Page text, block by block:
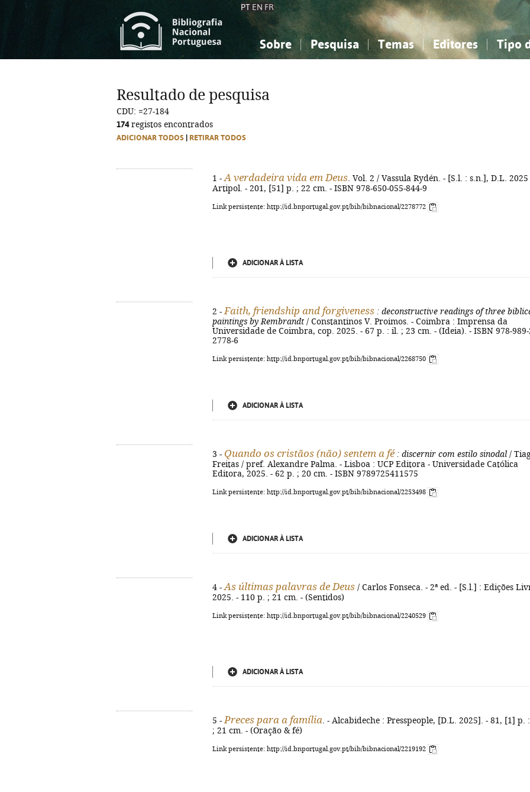
PT EN FR
Sobre Pesquisa Temas
Ciências sociais...
Editores Tipo
Ciências sociais...
Resultado de pesquisa
CDU: =27-184
174registos encontrados
ADICIONAR TODOS RETIRAR TODOS
1 - A verdadeira vida em Deus . Vol. 2 / Vassula Rydén. - [S.l. : s.n.], D.L. 2025
Artipol. - 201, [51] p. ; 22 cm. - ISBN 978-650-055-844-9
Link persistente: http://id.bnportugal.gov.pt/bib/bibnacional/2278772
ADICIONAR À LISTA
2 - Faith, friendship and forgiveness : deconstructive readings of three
paintings by Rembrandt/ Constantinos V. Proimos. - Coimbra : Imprensa da
Universidade de Coimbra, cop. 2025. - 67 p. : il. ; 23 cm. - (Ideia). - ISBN 978-989-
2778-6
Link persistente: http://id.bnportugal.gov.pt/bib/bibnacional/2268750
ADICIONAR À LISTA
3 - Quando os cristãos (não) sentem a fé : discernir com estilo sinodal /
Freitas / pref. Alexandre Palma. - Lisboa : UCP Editora - Universidade Católica
Editora, 2025. - 62 p. ; 20 cm. - ISBN 9789725411575
Link persistente: http://id.bnportugal.gov.pt/bib/bibnacional/2253498
ADICIONAR À LISTA
4 - As últimas palavras de Deus / Carlos Fonseca. - 2ª ed. - [S.l.] : Edições
2025. - 110 p. ; 21 cm. - (Sentidos)
Link persistente: http://id.bnportugal.gov.pt/bib/bibnacional/2240529
ADICIONAR À LISTA
5 - Preces para a família . - Alcabideche : Presspeople, [D.L. 2025]. - 81, [1] p.
; 21 cm. - (Oração & fé)
Link persistente: http://id.bnportugal.gov.pt/bib/bibnacional/2219192